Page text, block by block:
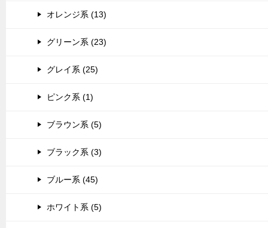
オレンジ系 (13)
グリーン系 (23)
グレイ系 (25)
ピンク系 (1)
ブラウン系 (5)
ブラック系 (3)
ブルー系 (45)
ホワイト系 (5)